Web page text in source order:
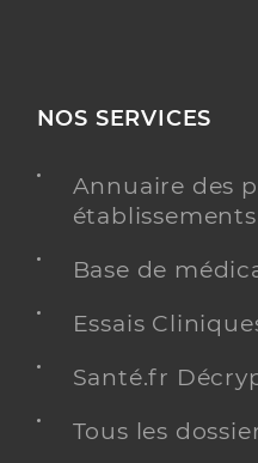
NOS SERVICES
Annuaire des
Base de
Essais
Santé.fr
Tous les